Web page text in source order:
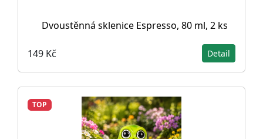
Dvoustěnná sklenice Espresso, 80 ml, 2 ks
149 Kč Detail
TOP